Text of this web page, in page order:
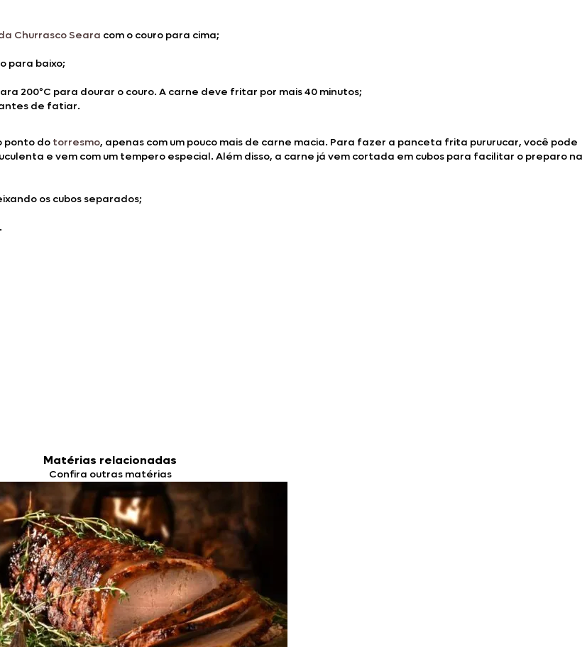
Churrasco Seara com o couro para cima;
para baixo;
200ºC para dourar o couro. A carne deve fritar por mais 40 minutos;
de fatiar.
ponto do torresmo, apenas com um pouco mais de carne macia. Para fazer a panceta frita pururucar, você pode
e vem com um tempero especial. Além disso, a carne já vem cortada em cubos para facilitar o preparo na
os cubos separados;
Matérias relacionadas
Confira outras matérias